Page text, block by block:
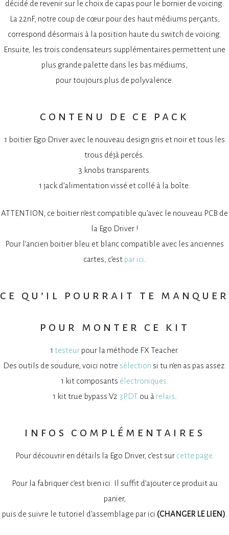
décidé de revenir sur le choix de capas pour le bornier de voicing.
La 22nF, notre coup de cœur pour des haut médiums perçants,
correspond désormais à la position haute du switch de voicing.
Ensuite, les trois condensateurs supplémentaires permettent une
plus grande palette dans les bas médiums,
pour toujours plus de polyvalence.
contenu de ce pack
1 boitier Ego Driver avec le nouveau design gris et noir et tous les
trous déjà percés.
3 knobs transparents.
1 jack d’alimentation vissé et collé à la boîte.
ATTENTION, ce boitier n’est compatible qu’avec le nouveau PCB de
la Ego Driver !
Pour l’ancien boitier bleu et blanc compatible avec les anciennes
cartes, c’est par ici
ce qu’il pourrait te manquer
pour monter ce kit
1 testeur pour la méthode FX Teacher.
Des outils de soudure, voici notre sélection si tu n’en as pas assez.
1 kit composants électroniques.
1 kit true bypass V2 3PDT ou à relais
infos complémentaires
Pour découvrir en détails la Ego Driver, c’est sur cette page.
Pour la fabriquer c’est bien ici. Il suffit d’ajouter ce produit au
panier,
puis de suivre le tutoriel d’assemblage par ici (CHANGER LE LIEN)